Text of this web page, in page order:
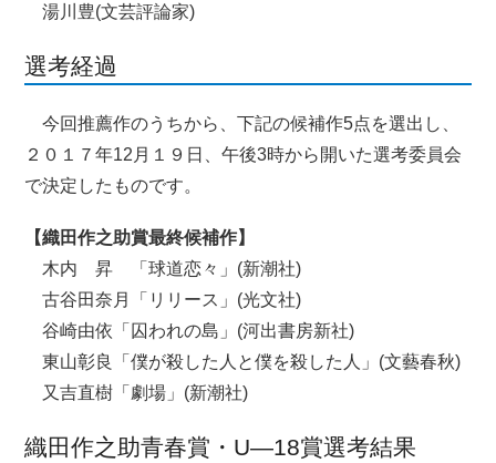
湯川豊(文芸評論家)
選考経過
今回推薦作のうちから、下記の候補作5点を選出し、
２０１７年12月１９日、午後3時から開いた選考委員会
で決定したものです。
【織田作之助賞最終候補作】
木内 昇 「球道恋々」(新潮社)
古谷田奈月「リリース」(光文社)
谷崎由依「囚われの島」(河出書房新社)
東山彰良「僕が殺した人と僕を殺した人」(文藝春秋)
又吉直樹「劇場」(新潮社)
織田作之助青春賞・U―18賞選考結果